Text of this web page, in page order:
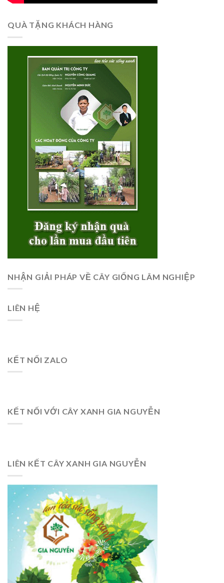
QUÀ TẶNG KHÁCH HÀNG
NHẬN GIẢI PHÁP VỀ CÂY GIỐNG LÂM NGHIỆP
LIÊN HỆ
KẾT NỐI ZALO
KẾT NỐI VỚI CÂY XANH GIA NGUYỄN
LIÊN KẾT CÂY XANH GIA NGUYỄN